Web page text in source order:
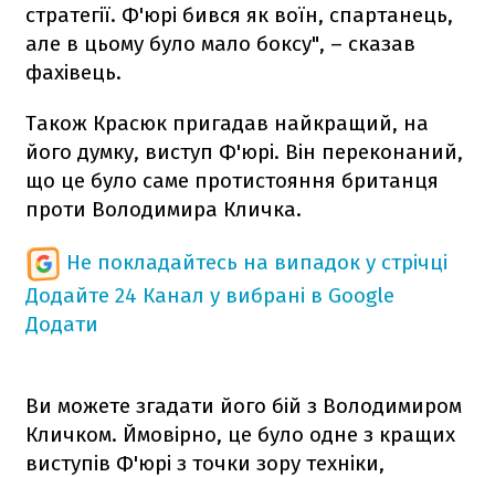
стратегії. Ф'юрі бився як воїн, спартанець,
але в цьому було мало боксу", – сказав
фахівець.
Також Красюк пригадав найкращий, на
його думку, виступ Ф'юрі. Він переконаний,
що це було саме протистояння британця
проти Володимира Кличка.
Не покладайтесь на випадок у стрічці
Додайте 24 Канал у вибрані в Google
Додати
Ви можете згадати його бій з Володимиром
Кличком. Ймовірно, це було одне з кращих
виступів Ф'юрі з точки зору техніки,